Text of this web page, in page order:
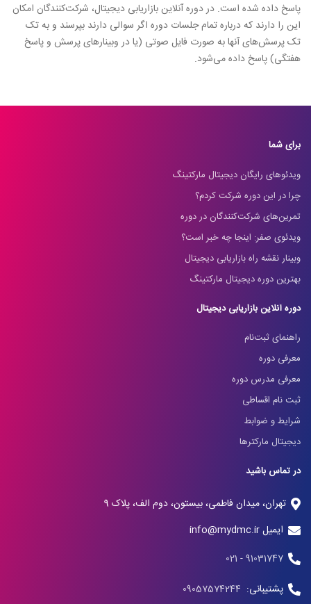
پاسخ داده شده است. در دوره آنلاین بازاریابی دیجیتال، شرکت‌کنندگان امکان
این را دارند که درباره تمام جلسات دوره اگر سوالی دارند بپرسند و به تک
تک پرسش‌های آنها به صورت فایل صوتی (یا در وبینارهای پرسش و پاسخ
هفتگی) پاسخ داده می‌شود.
برای شما
ویدئوهای رایگان دیجیتال مارکتینگ
چرا در این دوره شرکت کردم؟
تمرین‌های شرکت‌کنندگان در دوره
ویدئوی صفر: اینجا چه خبر است؟
وبینار نقشه راه بازاریابی دیجیتال
بهترین دوره دیجیتال مارکتینگ
دوره آنلاین بازاریابی دیجیتال
راهنمای ثبت‌نام
معرفی دوره
معرفی مدرس دوره
ثبت نام اقساطی
شرایط و ضوابط
دیجیتال مارکترها
در تماس باشید
تهران، میدان فاطمی، بیستون، دوم الف، پلاک 9
ایمیل info@mydmc.ir
91031747 - 021
پشتیبانی: